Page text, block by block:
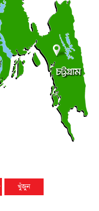
লীগ-ছাত্রলীগের ৬ জন
হাইকমিশনারের